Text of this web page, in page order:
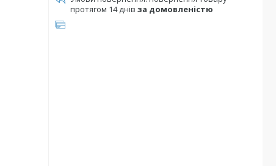
протягом 14 днів за домовленістю